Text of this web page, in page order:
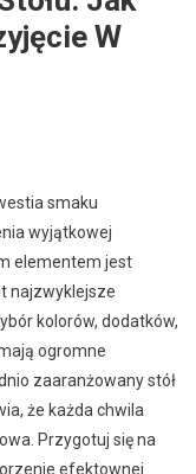
W
smaku
wyjątkowej
elementem jest
najzwyklejsze
kolorów, dodatków,
ogromne
zaaranżowany stół
że każda chwila
Przygotuj się na
efektownej